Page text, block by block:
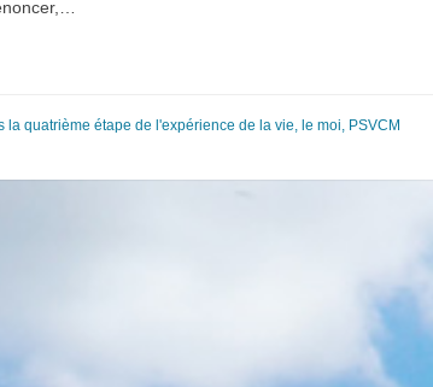
la quatrième étape de l'expérience de la vie, le moi, PSVCM